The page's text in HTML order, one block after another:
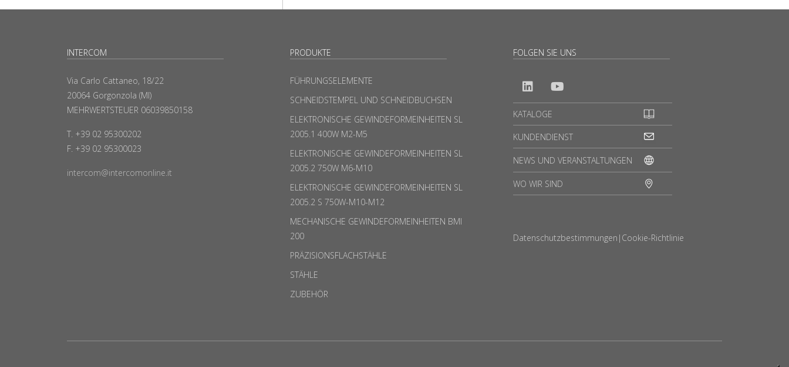
INTERCOM
Via Carlo Cattaneo, 18/22
20064 Gorgonzola (MI)
MEHRWERTSTEUER 06039850158
T. +39 02 95300202
F. +39 02 95300023
intercom@intercomonline.it
PRODUKTE
FÜHRUNGSELEMENTE
SCHNEIDSTEMPEL UND SCHNEIDBUCHSEN
ELEKTRONISCHE GEWINDEFORMEINHEITEN SL
2005.1 400W M2-M5
ELEKTRONISCHE GEWINDEFORMEINHEITEN SL
2005.2 750W M6-M10
ELEKTRONISCHE GEWINDEFORMEINHEITEN SL
2005.2 S 750W-M10-M12
MECHANISCHE GEWINDEFORMEINHEITEN BMI
200
PRÄZISIONSFLACHSTÄHLE
STÄHLE
ZUBEHÖR
FOLGEN SIE UNS
KATALOGE
KUNDENDIENST
NEWS UND VERANSTALTUNGEN
WO WIR SIND
Datenschutzbestimmungen | Cookie-Richtlinie